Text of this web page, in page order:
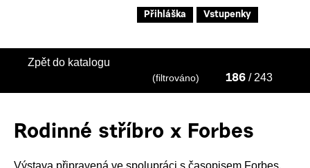
Přihláška Vstupenky
Zpět do katalogu
(filtrováno) 186 / 243
Rodinné stříbro x Forbes
Výstava připravená ve spolupráci s časopisem Forbes,